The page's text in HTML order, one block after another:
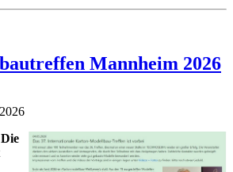
Mannheim 2026